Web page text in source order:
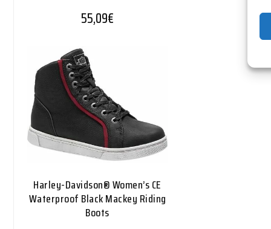
55,09€
Harley-Davidson® Women’s CE
Waterproof Black Mackey Riding
Boots